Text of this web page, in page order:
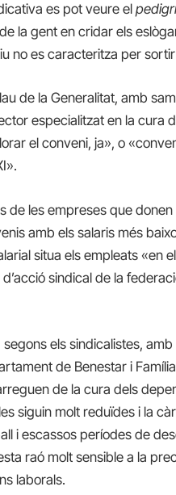
es pot veure el
la gent en cridar els
no es caracteritza per
de la Generalitat, amb
especialitzat en la cura
el conveni, ja», o
de les empreses que
amb els salaris més
situa els empleats «en
sindical de la
els sindicalistes,
de Benestar i
de la cura dels
siguin molt reduïdes i la
i escassos períodes de
raó molt sensible a la
laborals.